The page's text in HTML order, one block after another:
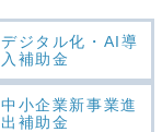
デジタル化・AI導
入補助金
中小企業新事業進
出補助金